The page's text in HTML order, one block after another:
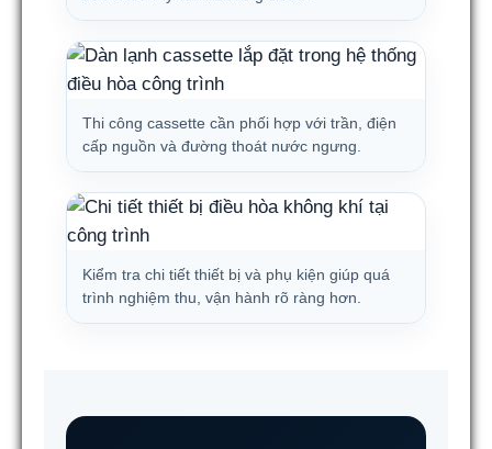
Thi công cassette cần phối hợp với trần, điện
cấp nguồn và đường thoát nước ngưng.
Kiểm tra chi tiết thiết bị và phụ kiện giúp quá
trình nghiệm thu, vận hành rõ ràng hơn.